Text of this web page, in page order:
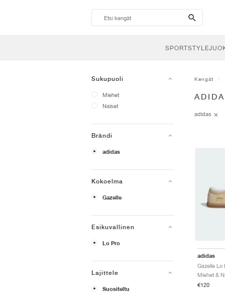
search-
btn
SPORTSTYLE
Sukupuoli
Miehet
Naiset
Brändi
adidas
Kokoelma
Gazelle
Esikuvallinen
Lo Pro
Lajittele
Suositeltu
Kengät
adidas
adidas
€120